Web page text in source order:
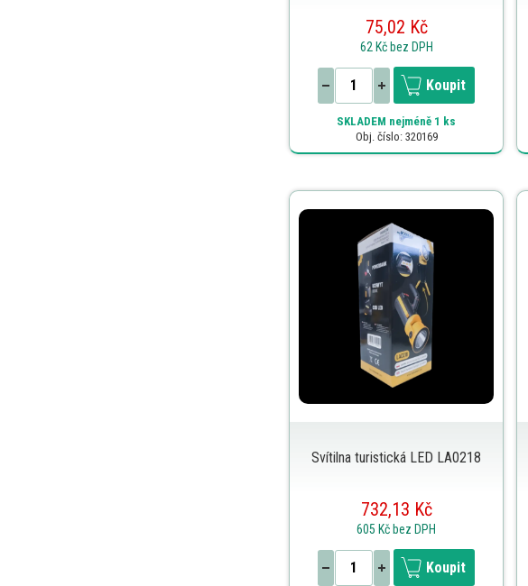
75,02 Kč
62 Kč bez DPH
Koupit
SKLADEM nejméně 1 ks
Obj. číslo: 320169
Svítilna turistická LED LA0218
732,13 Kč
605 Kč bez DPH
Koupit